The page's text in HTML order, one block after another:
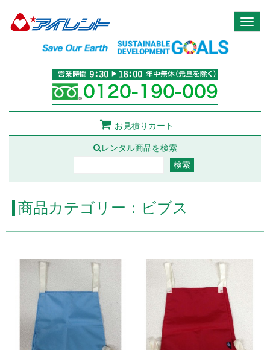
お見積りカート
レンタル商品を検索
商品カテゴリー：ビブス